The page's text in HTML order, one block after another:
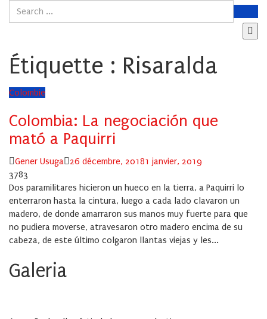
Étiquette : Risaralda
Colombie
Colombia: La negociación que
mató a Paquirri
Author
Gener Usuga
Posted
26 décembre, 20181 janvier, 2019
3783
Dos paramilitares hicieron un hueco en la tierra, a Paquirri lo
enterraron hasta la cintura, luego a cada lado clavaron un
madero, de donde amarraron sus manos muy fuerte para que
no pudiera moverse, atravesaron otro madero encima de su
cabeza, de este último colgaron llantas viejas y les...
Galeria